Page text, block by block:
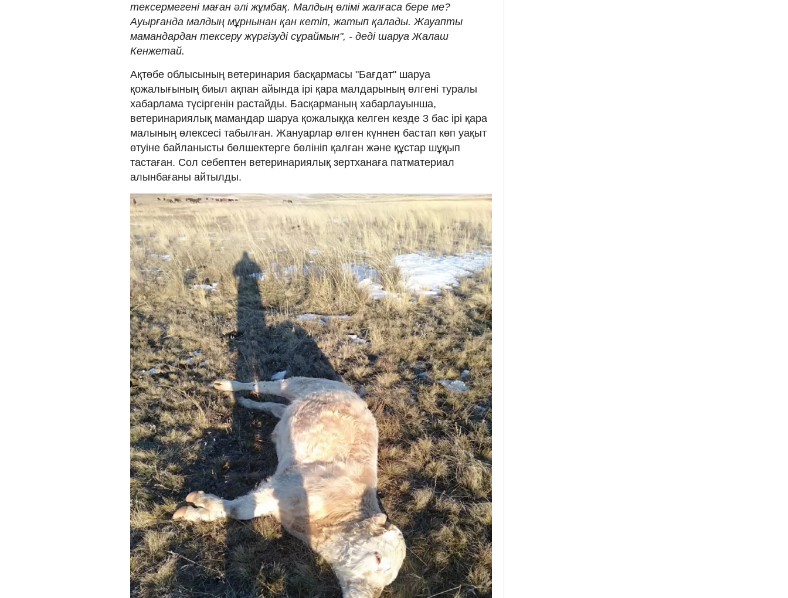
тексермегені маған әлі жұмбақ. Малдың өлімі жалғаса бере ме?
Ауырғанда малдың мұрнынан қан кетіп, жатып қалады. Жауапты
мамандардан тексеру жүргізуді сұраймын", - деді шаруа Жалаш
Кенжетай.
Ақтөбе облысының ветеринария басқармасы "Бағдат" шаруа
қожалығының биыл ақпан айында ірі қара малдарының өлгені туралы
хабарлама түсіргенін растайды. Басқарманың хабарлауынша,
ветеринариялық мамандар шаруа қожалыққа келген кезде 3 бас ірі қара
малының өлексесі табылған. Жануарлар өлген күннен бастап көп уақыт
өтуіне байланысты бөлшектерге бөлініп қалған және құстар шұқып
тастаған. Сол себептен ветеринариялық зертханаға патматериал
алынбағаны айтылды.